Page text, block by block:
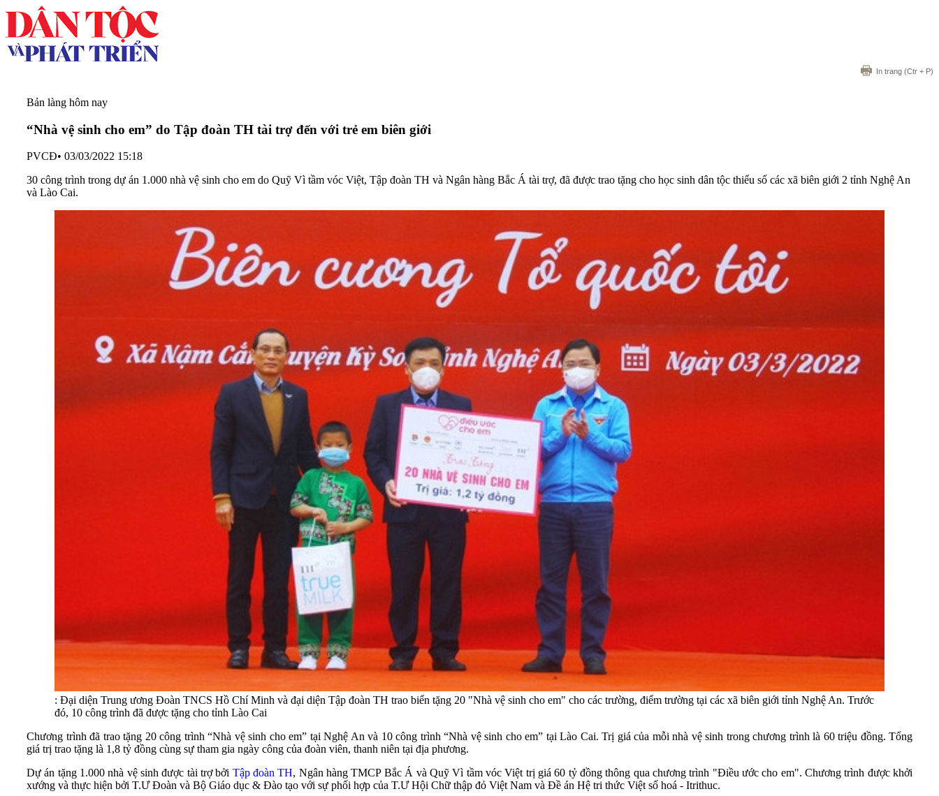
In trang (Ctr + P)
Bản làng hôm nay
“Nhà vệ sinh cho em” do Tập đoàn TH tài trợ đến với trẻ em biên giới
PVCĐ• 03/03/2022 15:18
30 công trình trong dự án 1.000 nhà vệ sinh cho em do Quỹ Vì tầm vóc Việt, Tập đoàn TH và Ngân hàng Bắc Á tài trợ, đã được trao tặng cho học sinh dân tộc thiểu số các xã biên giới 2 tỉnh Nghệ An
và Lào Cai.
: Đại diện Trung ương Đoàn TNCS Hồ Chí Minh và đại diện Tập đoàn TH trao biển tặng 20 "Nhà vệ sinh cho em" cho các trường, điểm trường tại các xã biên giới tỉnh Nghệ An. Trước
đó, 10 công trình đã được tặng cho tỉnh Lào Cai
Chương trình đã trao tặng 20 công trình “Nhà vệ sinh cho em” tại Nghệ An và 10 công trình “Nhà vệ sinh cho em” tại Lào Cai. Trị giá của mỗi nhà vệ sinh trong chương trình là 60 triệu đồng. Tổng
giá trị trao tặng là 1,8 tỷ đồng cùng sự tham gia ngày công của đoàn viên, thanh niên tại địa phương.
Dự án tặng 1.000 nhà vệ sinh được tài trợ bởi Tập đoàn TH, Ngân hàng TMCP Bắc Á và Quỹ Vì tầm vóc Việt trị giá 60 tỷ đồng thông qua chương trình "Điều ước cho em". Chương trình được khởi
xướng và thực hiện bởi T.Ư Đoàn và Bộ Giáo dục & Đào tạo với sự phối hợp của T.Ư Hội Chữ thập đỏ Việt Nam và Đề án Hệ tri thức Việt số hoá - Itrithuc.